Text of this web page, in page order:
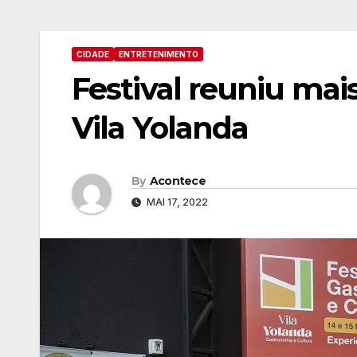
CIDADE ENTRETENIMENTO
Festival reuniu
Vila Yolanda
By Acontece
MAI 17, 2022